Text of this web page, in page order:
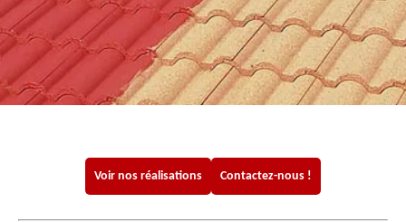
Voir nos réalisations Contactez-nous !